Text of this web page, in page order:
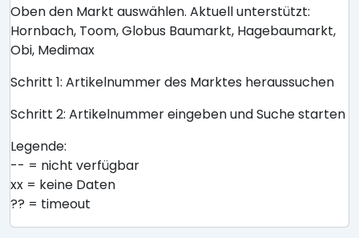
Oben den Markt auswählen. Aktuell unterstützt:
Hornbach, Toom, Globus Baumarkt, Hagebaumarkt,
Obi, Medimax
Schritt 1: Artikelnummer des Marktes heraussuchen
Schritt 2: Artikelnummer eingeben und Suche starten
Legende:
-- = nicht verfügbar
xx = keine Daten
?? = timeout